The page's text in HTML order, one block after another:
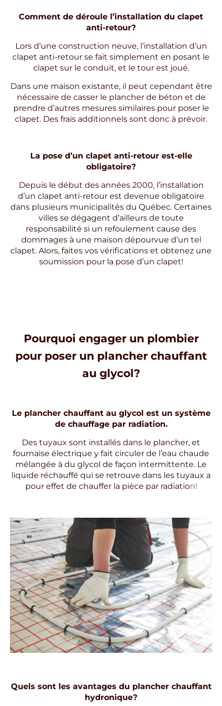
Comment de déroule l’installation du clapet
anti-retour?
Lors d’une construction neuve, l’installation d’un
clapet anti-retour se fait simplement en posant le
clapet sur le conduit, et le tour est joué.
Dans une maison existante, il peut cependant être
nécessaire de casser le plancher de béton et de
prendre d’autres mesures similaires pour poser le
clapet. Des frais additionnels sont donc à prévoir.
La pose d’un clapet anti-retour est-elle
obligatoire?
Depuis le début des années 2000, l’installation
d’un clapet anti-retour est devenue obligatoire
dans plusieurs municipalités du Québec. Certaines
villes se dégagent d’ailleurs de toute
responsabilité si un refoulement cause des
dommages à une maison dépourvue d’un tel
clapet. Alors, faites vos vérifications et obtenez une
soumission pour la pose d’un clapet!
Pourquoi engager un plombier
pour poser un plancher chauffant
au glycol?
Le plancher chauffant au glycol est un système
de chauffage par radiation.
Des tuyaux sont installés dans le plancher, et
fournaise électrique y fait circuler de l’eau chaude
mélangée à du glycol de façon intermittente. Le
liquide réchauffé qui se retrouve dans les tuyaux a
pour effet de chauffer la pièce par radiation!
Quels sont les avantages du plancher chauffant
hydronique?